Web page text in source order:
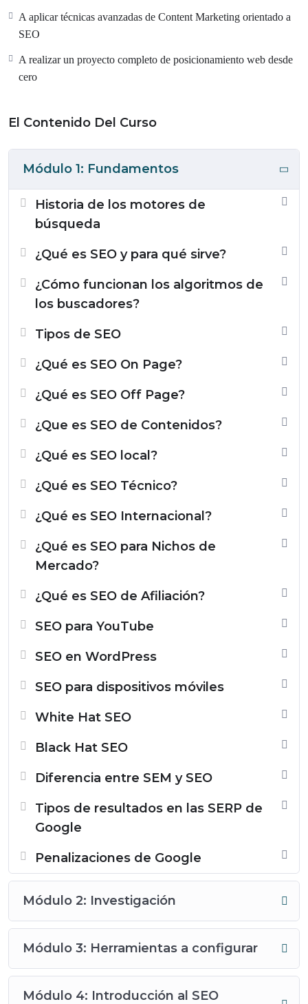
A aplicar técnicas avanzadas de Content Marketing orientado a
SEO
A realizar un proyecto completo de posicionamiento web desde
cero
El Contenido Del Curso
Módulo 1: Fundamentos
Historia de los motores de
búsqueda
¿Qué es SEO y para qué sirve?
¿Cómo funcionan los algoritmos de
los buscadores?
Tipos de SEO
¿Qué es SEO On Page?
¿Qué es SEO Off Page?
¿Que es SEO de Contenidos?
¿Qué es SEO local?
¿Qué es SEO Técnico?
¿Qué es SEO Internacional?
¿Qué es SEO para Nichos de
Mercado?
¿Qué es SEO de Afiliación?
SEO para YouTube
SEO en WordPress
SEO para dispositivos móviles
White Hat SEO
Black Hat SEO
Diferencia entre SEM y SEO
Tipos de resultados en las SERP de
Google
Penalizaciones de Google
Módulo 2: Investigación
Módulo 3: Herramientas a configurar
Módulo 4: Introducción al SEO